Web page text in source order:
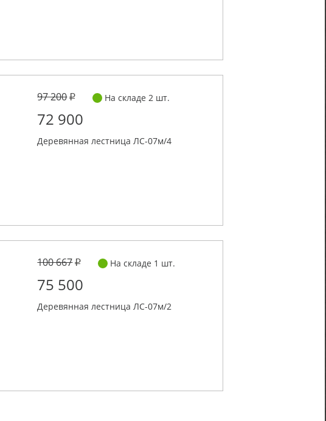
97 200 На складе 2 шт.
72 900
Деревянная лестница ЛС-07м/4
100 667 На складе 1 шт.
75 500
Деревянная лестница ЛС-07м/2